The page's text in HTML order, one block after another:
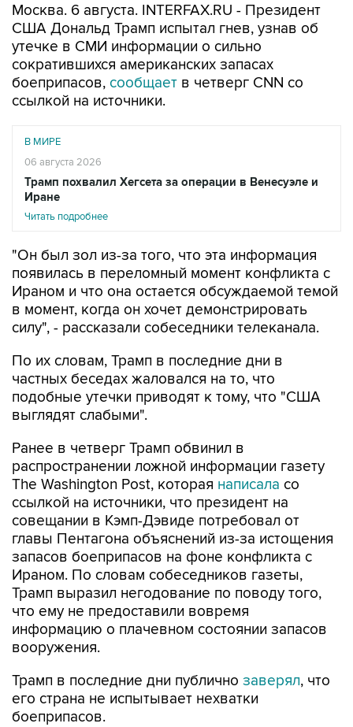
Москва. 6 августа. INTERFAX.RU - Президент
США Дональд Трамп испытал гнев, узнав об
утечке в СМИ информации о сильно
сократившихся американских запасах
боеприпасов, сообщает в четверг CNN со
ссылкой на источники.
В МИРЕ
06 августа 2026
Трамп похвалил Хегсета за операции в Венесуэле и
Иране
Читать подробнее
"Он был зол из-за того, что эта информация
появилась в переломный момент конфликта с
Ираном и что она остается обсуждаемой темой
в момент, когда он хочет демонстрировать
силу", - рассказали собеседники телеканала.
По их словам, Трамп в последние дни в
частных беседах жаловался на то, что
подобные утечки приводят к тому, что "США
выглядят слабыми".
Ранее в четверг Трамп обвинил в
распространении ложной информации газету
The Washington Post, которая написала со
ссылкой на источники, что президент на
совещании в Кэмп-Дэвиде потребовал от
главы Пентагона объяснений из-за истощения
запасов боеприпасов на фоне конфликта с
Ираном. По словам собеседников газеты,
Трамп выразил негодование по поводу того,
что ему не предоставили вовремя
информацию о плачевном состоянии запасов
вооружения.
Трамп в последние дни публично заверял, что
его страна не испытывает нехватки
боеприпасов.